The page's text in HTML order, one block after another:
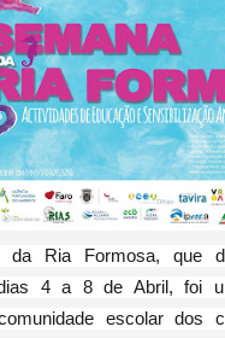
da Ria Formosa, que
4 a 8 de Abril, foi
escolar dos